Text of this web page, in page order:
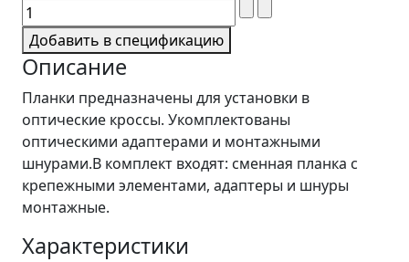
Добавить в спецификацию
Описание
Планки предназначены для установки в
оптические кроссы. Укомплектованы
оптическими адаптерами и монтажными
шнурами.В комплект входят: сменная планка с
крепежными элементами, адаптеры и шнуры
монтажные.
Характеристики